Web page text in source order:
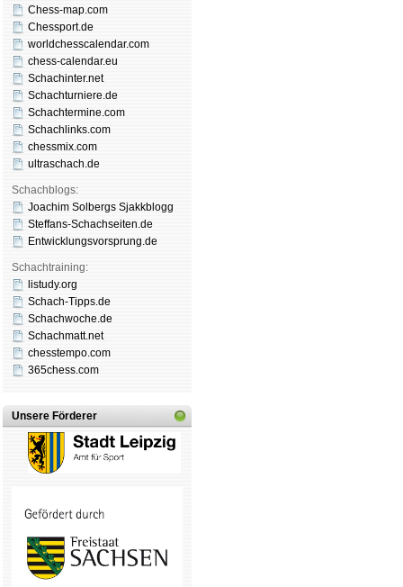
Chess-map.com
Chessport.de
worldchesscalendar.com
chess-calendar.eu
Schachinter.net
Schachturniere.de
Schachtermine.com
Schachlinks.com
chessmix.com
ultraschach.de
Schachblogs:
Joachim Solbergs Sjakkblogg
Steffans-Schachseiten.de
Entwicklungsvorsprung.de
Schachtraining:
listudy.org
Schach-Tipps.de
Schachwoche.de
Schachmatt.net
chesstempo.com
365chess.com
Unsere Förderer